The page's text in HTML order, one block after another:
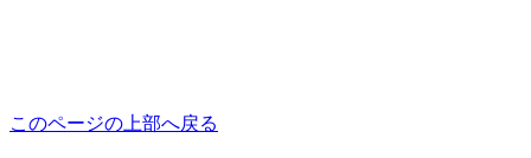
このページの上部へ戻る